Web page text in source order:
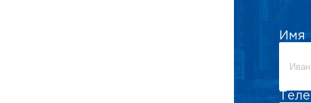
Имя